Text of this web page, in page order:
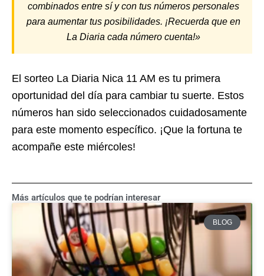
combinados entre sí y con tus números personales
para aumentar tus posibilidades. ¡Recuerda que en
La Diaria cada número cuenta!»
El sorteo La Diaria Nica 11 AM es tu primera
oportunidad del día para cambiar tu suerte. Estos
números han sido seleccionados cuidadosamente
para este momento específico. ¡Que la fortuna te
acompañe este miércoles!
Más artículos que te podrían interesar
BLOG